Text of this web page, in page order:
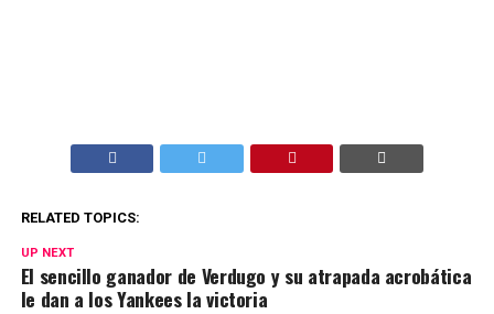
RELATED TOPICS:
UP NEXT
El sencillo ganador de Verdugo y su atrapada acrobática
le dan a los Yankees la victoria